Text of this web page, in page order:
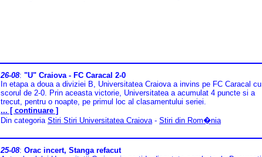
26-08: "U" Craiova - FC Caracal 2-0
In etapa a doua a diviziei B, Universitatea Craiova a invins pe FC Caracal cu
scorul de 2-0. Prin aceasta victorie, Universitatea a acumulat 4 puncte si a
trecut, pentru o noapte, pe primul loc al clasamentului seriei.
... [ continuare ]
Din categoria Stiri Stiri Universitatea Craiova - Stiri din Rom�nia
25-08: Orac incert, Stanga refacut